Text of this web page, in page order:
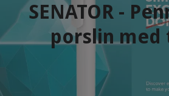
SENATOR -
porslin med